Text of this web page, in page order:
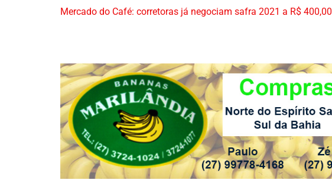
Mercado do Café: corretoras já negociam safra 2021 a R$ 400,00